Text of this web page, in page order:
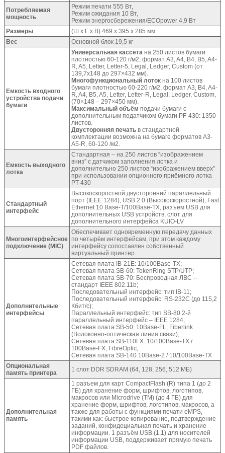
Потребляемая
мощность
Режим печати 555 Вт,
Режим ожидания 10 Вт,
Режим энергосбережения/ECOpower 4,9 Вт
Размеры
(Ш x Г x В) 469 x 395 x 285 мм
Вес
Основной блок 19,5 кг
Емкость входного
устройства подачи
бумаги
Универсальная кассета на 250 листов бумаги
плотностью 60-120 г/м2, формат A3, A4, B4, B5, A4-
R, A5, Letter, Letter-5, Legal, Ledger, Custom (от
139,7х148 до 297×432 мм).
Многофункциональный лоток на 100 листов
бумаги плотностью 60-220 г/м2, формат A3, B4, A4-
R, A4, B5, A5, Letter, Letter-R, Legal, Ledger, Custom,
(70×148 – 297×450 мм).
Максимальный объём подачи бумаги с
дополнительным податчиком бумаги PF-430: 1350
листов.
Двусторонняя печать в стандартной
комплектации возможна на бумаге форматов A3-
A5-R, 60-120 /м2.
Емкость выходного
лотка
Стандартная – на 250 листов “изображением
вниз” с датчиком заполнения лотка и
дополнительно 250 листов “изображением вверх”
при использовании опционного приёмного лотка
PT-430
Стандартный
интерфейс
Высокоскоростной двусторонний параллельный
порт (IEEE 1284), USB 2.0 (Высокоскоростной), Fast
Ethernet 10 Base-T/100Base-TX, разъем USB для
дополнительных USB устройств, слот для
дополнительного интерфейса KUIO-LV
Многоинтерфейсное
подключение (MIC)
Обеспечивает одновременную передачу данных
по четырём интерфейсам, при этом каждому
интерфейсу сопоставлен собственный
виртуальный принтер.
Дополнительные
интерфейсы
Сетевая плата IB-21E: 10/100Base-TX;
Сетевая плата SB-60: TokenRing STP/UTP;
Сетевая плата SB-70: Беспроводная ЛВС –
стандарт IEEE 802.11b;
Последовательный интерфейс: тип IB-11;
Последовательный интерфейс: RS-232C (до 115,2
Кбит/с);
Параллельный интерфейс: тип SB-80 2-й
параллельный интерфейс – IEEE 1284;
Сетевая плата SB-50: 10Base-FL, Fiberlink
(Волоконно-оптическая линия связи);
Сетевая плата SB-110FX: 10/100Base-TX /
100Base-FX, FibreOptic;
Сетевая плата SB-140 10Base-2 / 10/100Base-TX
Опциональная
память принтера
1 слот DDR SDRAM (64, 128, 256, 512 МБ)
Дополнительная
память
1 разъем для карт CompactFlash (R) типа 1 (до 2
ГБ) для хранение форм, шрифтов, логотипов,
макросов или Microdrive (TM) (до 4 ГБ) для
хранение форм, шрифтов, логотипов, макросов, а
также для работы с функциями печати eMPS,
такими как: быстрое копирование, подтверждение
заданий, конфидециальная печать и хранение
информации. 1 разъём USB (1.1) для носителей
информации USB, поддерживает прямую печать
PDF файлов.